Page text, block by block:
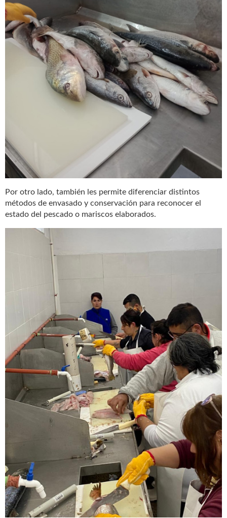
Por otro lado, también les permite diferenciar distintos
métodos de envasado y conservación para reconocer el
estado del pescado o mariscos elaborados.